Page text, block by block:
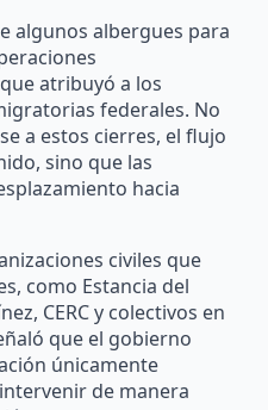
algunos albergues para
atribuyó a los
federales. No
a estos cierres, el flujo
sino que las
hacia
civiles que
como Estancia del
CERC y colectivos en
que el gobierno
únicamente
de manera